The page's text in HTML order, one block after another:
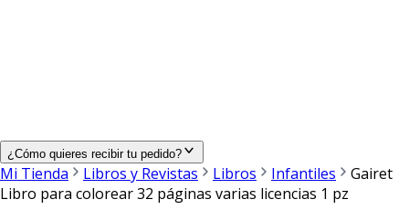
¿Cómo quieres recibir tu pedido?
Mi Tienda Libros y Revistas Libros Infantiles
Gairet
Libro para colorear 32 páginas varias licencias 1 pz